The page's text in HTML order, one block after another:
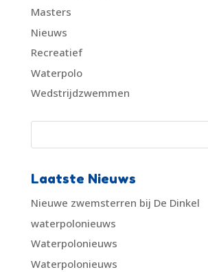
Masters
Nieuws
Recreatief
Waterpolo
Wedstrijdzwemmen
Laatste Nieuws
Nieuwe zwemsterren bij De Dinkel
waterpolonieuws
Waterpolonieuws
Waterpolonieuws